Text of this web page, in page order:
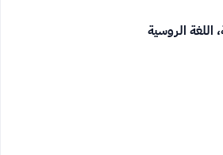
اللغة الروسية